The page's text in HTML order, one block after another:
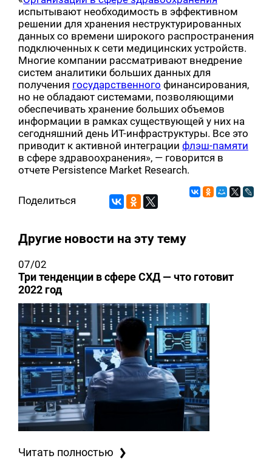
испытывают необходимость в эффективном
решении для хранения неструктурированных
данных со времени широкого распространения
подключенных к сети медицинских устройств.
Многие компании рассматривают внедрение
систем аналитики больших данных для
получения государственного финансирования,
но не обладают системами, позволяющими
обеспечивать хранение больших объемов
информации в рамках существующей у них на
сегодняшний день ИТ-инфраструктуры. Все это
приводит к активной интеграции флэш-памяти
в сфере здравоохранения», — говорится в
отчете Persistence Market Research.
Поделиться
Другие новости на эту тему
07/02
Три тенденции в сфере СХД — что готовит
2022 год
Читать полностью